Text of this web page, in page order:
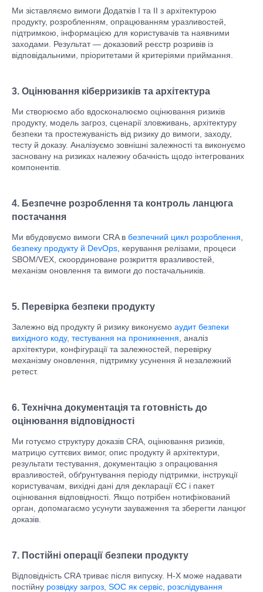
Ми зіставляємо вимоги Додатків I та II з архітектурою
продукту, розробленням, опрацюванням уразливостей,
підтримкою, інформацією для користувачів та наявними
заходами. Результат — доказовий реєстр розривів із
відповідальними, пріоритетами й критеріями приймання.
3. Оцінювання кіберризиків та архітектура
Ми створюємо або вдосконалюємо оцінювання ризиків
продукту, модель загроз, сценарії зловживань, архітектуру
безпеки та простежуваність від ризику до вимоги, заходу,
тесту й доказу. Аналізуємо зовнішні залежності та виконуємо
засновану на ризиках належну обачність щодо інтегрованих
компонентів.
4. Безпечне розроблення та контроль ланцюга
постачання
Ми вбудовуємо вимоги CRA в безпечний цикл розроблення
безпеку продукту й DevOps , керування релізами, процеси
SBOM/VEX, скоординоване розкриття вразливостей,
механізм оновлення та вимоги до постачальників.
5. Перевірка безпеки продукту
Залежно від продукту й ризику виконуємо аудит безпеки
вихідного коду, тестування на проникнення , аналіз
архітектури, конфігурації та залежностей, перевірку
механізму оновлення, підтримку усунення й незалежний
ретест.
6. Технічна документація та готовність до
оцінювання відповідності
Ми готуємо структуру доказів CRA, оцінювання ризиків,
матрицю суттєвих вимог, опис продукту й архітектури,
результати тестування, документацію з опрацювання
вразливостей, обґрунтування періоду підтримки, інструкції
користувачам, вихідні дані для декларації ЄС і пакет
оцінювання відповідності. Якщо потрібен нотифікований
орган, допомагаємо усунути зауваження та зберегти ланцюг
доказів.
7. Постійні операції безпеки продукту
Відповідність CRA триває після випуску. H-X може надавати
постійну розвідку загроз SOC як сервіс розслідування